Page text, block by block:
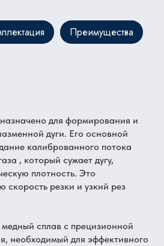
Преимущества
для формирования и
дуги. Его основной
калиброванного потока
, который сужает дугу,
плотность. Это
скорость резки и узкий рез
сплав с прецизионной
необходимый для эффективного